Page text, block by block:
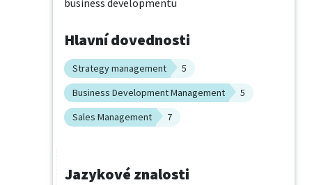
business developmentu
Hlavní dovednosti
Strategy management
5
Business Development Management
5
Sales Management
7
Jazykové znalosti